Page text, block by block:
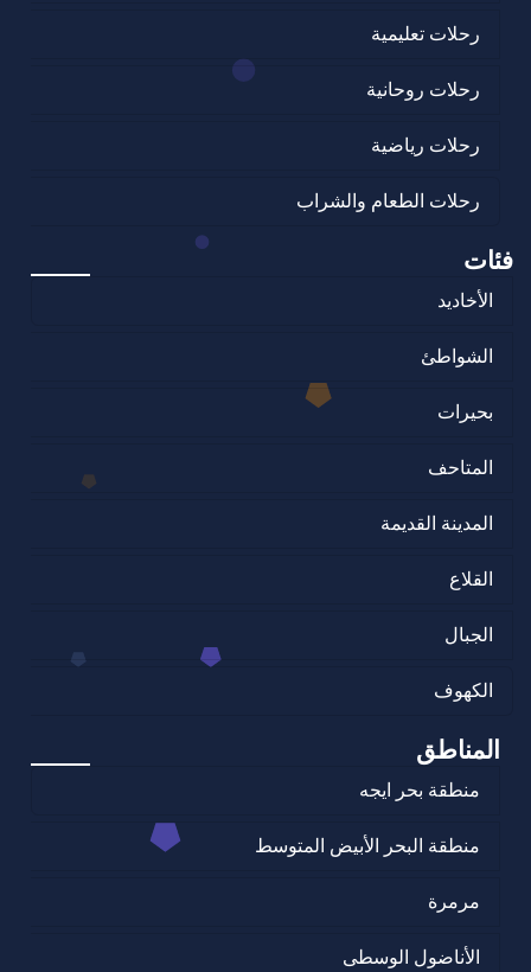
رحلات تعليمية
رحلات روحانية
رحلات رياضية
رحلات الطعام والشراب
فئات
الأخاديد
الشواطئ
بحيرات
المتاحف
المدينة القديمة
القلاع
الجبال
الكهوف
المناطق
منطقة بحر ايجه
منطقة البحر الأبيض المتوسط
مرمرة
الأناضول الوسطى